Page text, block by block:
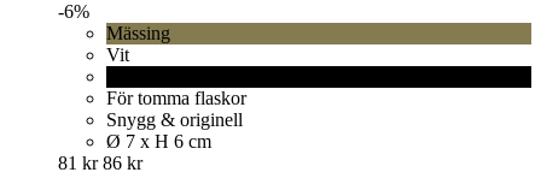
-6%
Mässing
Vit
För tomma flaskor
Snygg & originell
Ø 7 x H 6 cm
81 kr 86 kr